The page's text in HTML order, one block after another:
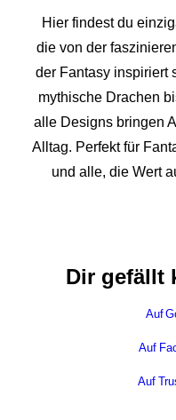
Hier findest du
die von der
der Fantasy inspiriert
mythische Drachen
alle Designs bringen
Alltag. Perfekt für
und alle, die Wert
Dir gefällt
Auf
Auf
Auf